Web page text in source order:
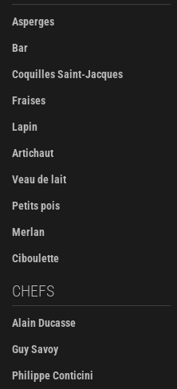
Asperges
Bar
Coquilles Saint-Jacques
Fraises
Lapin
Artichaut
Veau de lait
Petits pois
Merlan
Ciboulette
CHEFS
Alain Ducasse
Guy Savoy
Philippe Conticini